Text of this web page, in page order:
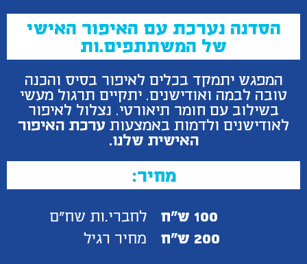
הסדנה נערכת עם האיפור האישי
של המשתתפים.ות
המפגש יתמקד בכלים לאיפור בסיס והכנה
טובה לבמה ואודישנים. יתקיים תרגול מעשי
בשילוב עם חומר תיאורטי. נצלול לאיפור
לאודישנים ולדמות באמצעות ערכת האיפור
האישית שלנו.
מחיר:
100 ש"ח
200 ש"ח
לחברי.ות שח"ם
מחיר רגיל